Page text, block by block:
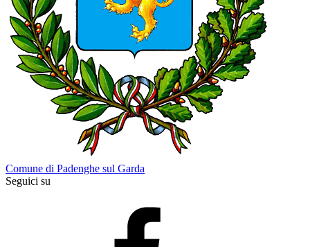
Comune di Padenghe sul Garda
Seguici su